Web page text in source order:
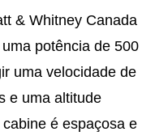
& Whitney Canada
potência de 500
uma velocidade de
e uma altitude
é espaçosa e